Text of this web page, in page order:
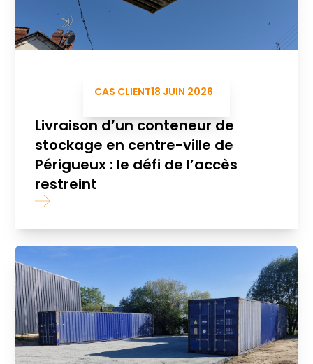
CAS CLIENT18 JUIN 2026
Livraison d’un conteneur de
stockage en centre-ville de
Périgueux : le défi de l’accès
restreint